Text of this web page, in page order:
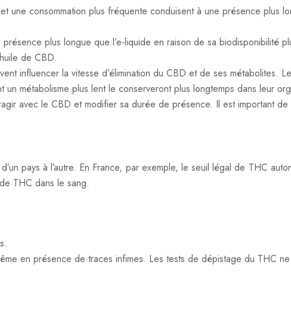
une consommation plus fréquente conduisent à une présence plus
plus longue que l’e-liquide en raison de sa biodisponibilité
de CBD.
influencer la vitesse d’élimination du CBD et de ses métabolites.
métabolisme plus lent le conserveront plus longtemps dans leur
avec le CBD et modifier sa durée de présence. Il est important
pays à l’autre. En France, par exemple, le seuil légal de THC
THC dans le sang.
en présence de traces infimes. Les tests de dépistage du THC